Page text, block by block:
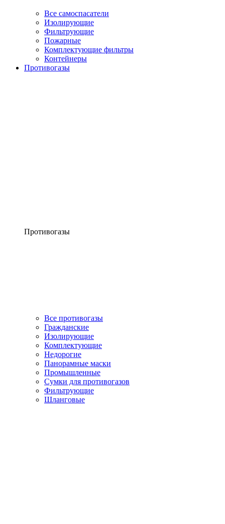
Все самоспасатели
Изолирующие
Фильтрующие
Пожарные
Комплектующие фильтры
Контейнеры
Противогазы
Противогазы
Все противогазы
Гражданские
Изолирующие
Комплектующие
Недорогие
Панорамные маски
Промышленные
Сумки для противогазов
Фильтрующие
Шланговые